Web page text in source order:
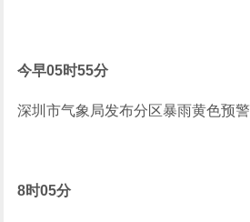
今早05时55分
深圳市气象局发布分区暴雨黄色预警
8时05分